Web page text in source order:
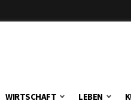
WIRTSCHAFT LEBEN